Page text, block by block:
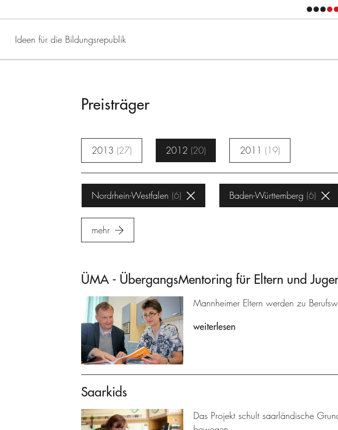
Ideen für die Bildungsrepublik
Preisträger
2013 27 2012 20 2011 19
Nordrhein-Westfalen 6 Baden-Württemberg 6
mehr
ÜMA - ÜbergangsMentoring für Eltern und
Mannheimer Eltern werden zu
weiterlesen
Saarkids
Das Projekt schult saarländische